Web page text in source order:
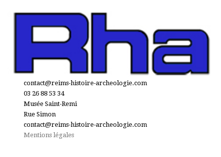
contact@reims-histoire-archeologie.com
03 26 88 53 34
Musée Saint-Remi
Rue Simon
contact@reims-histoire-archeologie.com
Mentions légales